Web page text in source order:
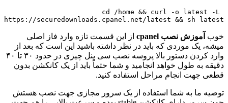
cd /home && curl -o latest -L
https://securedownloads.cpanel.net/latest && sh latest
خوب آموزش نصب cpanel
از این قسمت تازه وارد فاز اصلی
میشه، یک موردی که باید در نظر داشته باشید این است که بعد از
وارد کردن دستور بالا پروسه نصب سی پنل چیزی در حدود ۳۰ تا ۴۰
دقیقه به طول خواهد انجامید و شما حتماً باید از یک کانکشن بدون
قطعی جهت انجام مراحل استفاده کنید.
توصیه ما به شما استفاده از یک سرور مجازی جهت نصب هستش